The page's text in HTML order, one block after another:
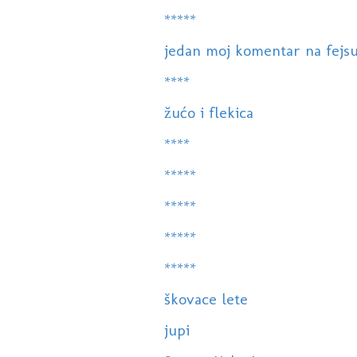
*****
jedan moj komentar na
****
žućo i flekica
****
*****
*****
*****
*****
škovace lete
jupi